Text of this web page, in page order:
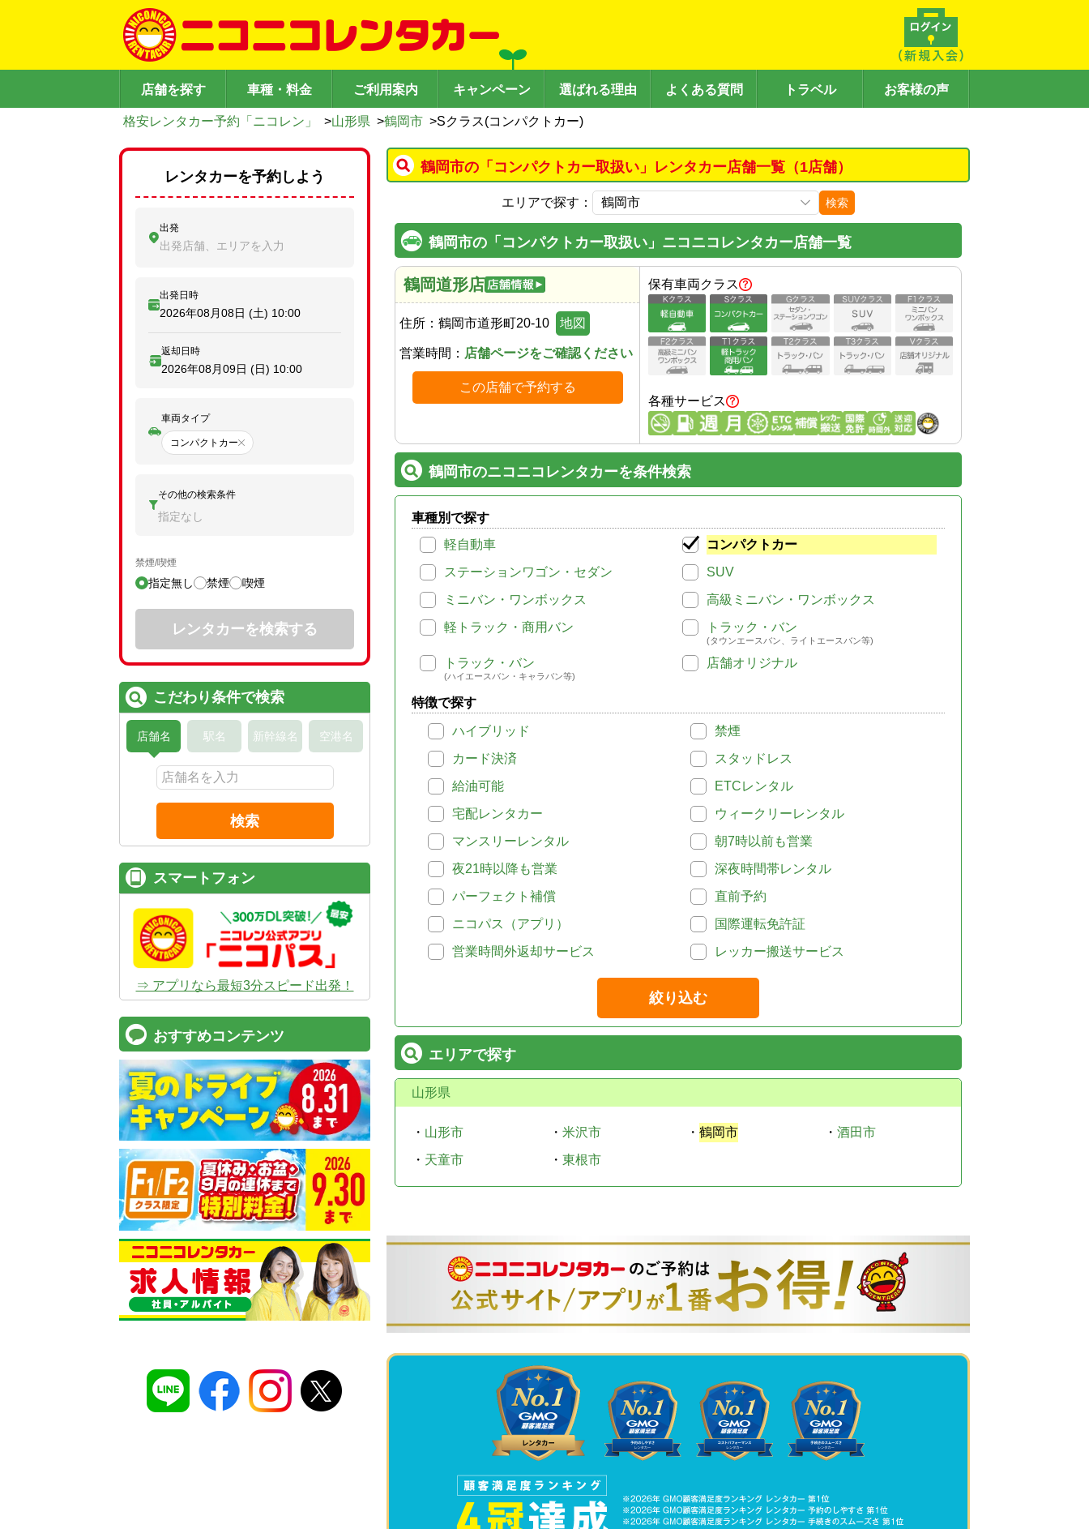
店舗を探す 車種・料金 ご利用案内 キャンペーン 選ばれる理由 よくある質問 トラベル お客様の声
格安レンタカー予約「ニコレン」 >山形県 >鶴岡市 >Sクラス(コンパクトカー)
鶴岡市の「コンパクトカー取扱い」レンタカー店舗一覧（1店舗）
エリアで探す： 検索
鶴岡市の「コンパクトカー取扱い」ニコニコレンタカー店舗一覧
鶴岡道形店
住所： 鶴岡市道形町20-10 地図
営業時間： 店舗ページをご確認ください
この店舗で予約する
保有車両クラス
各種サービス
鶴岡市のニコニコレンタカーを条件検索
車種別で探す
軽自動車
コンパクトカー
ステーションワゴン・セダン
SUV
ミニバン・ワンボックス
高級ミニバン・ワンボックス
軽トラック・商用バン
トラック・バン
(タウンエースバン、ライトエースバン等)
トラック・バン
(ハイエースバン・キャラバン等)
店舗オリジナル
特徴で探す
ハイブリッド
禁煙
カード決済
スタッドレス
給油可能
ETCレンタル
宅配レンタカー
ウィークリーレンタル
マンスリーレンタル
朝7時以前も営業
夜21時以降も営業
深夜時間帯レンタル
パーフェクト補償
直前予約
ニコパス（アプリ）
国際運転免許証
営業時間外返却サービス
レッカー搬送サービス
絞り込む
エリアで探す
山形県
・ 山形市 ・ 米沢市 ・ 鶴岡市 ・ 酒田市
・ 天童市 ・ 東根市
レンタカーを予約しよう
出発
出発店舗、エリアを入力
出発日時
2026年08月08日 (土) 10:00
返却日時
2026年08月09日 (日) 10:00
車両タイプ
コンパクトカー
その他の検索条件
指定なし
禁煙/喫煙
指定無し 禁煙 喫煙
レンタカーを検索する
こだわり条件で検索
店舗名 駅名 新幹線名 空港名
検索
スマートフォン
⇒ アプリなら最短3分スピード出発！
おすすめコンテンツ